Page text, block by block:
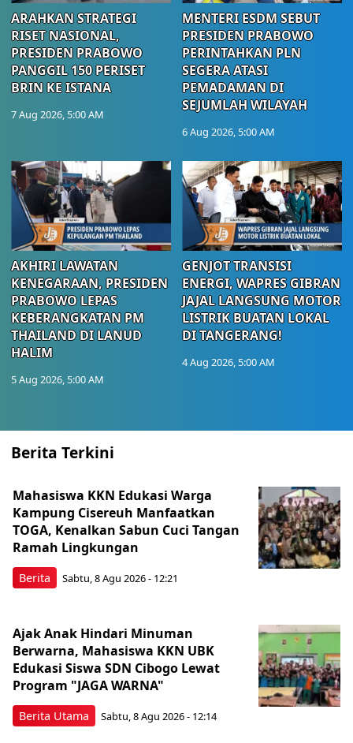
ARAHKAN STRATEGI
RISET NASIONAL,
PRESIDEN PRABOWO
PANGGIL 150 PERISET
BRIN KE ISTANA
7 Aug 2026, 5:00 AM
MENTERI ESDM SEBUT
PRESIDEN PRABOWO
PERINTAHKAN PLN
SEGERA ATASI
PEMADAMAN DI
SEJUMLAH WILAYAH
6 Aug 2026, 5:00 AM
AKHIRI LAWATAN
KENEGARAAN, PRESIDEN
PRABOWO LEPAS
KEBERANGKATAN PM
THAILAND DI LANUD
HALIM
5 Aug 2026, 5:00 AM
GENJOT TRANSISI
ENERGI, WAPRES GIBRAN
JAJAL LANGSUNG MOTOR
LISTRIK BUATAN LOKAL
DI TANGERANG!
4 Aug 2026, 5:00 AM
Berita Terkini
Berita
Mahasiswa KKN Edukasi Warga
Kampung Cisereuh Manfaatkan
TOGA, Kenalkan Sabun Cuci Tangan
Ramah Lingkungan
Sabtu, 8 Agu 2026 - 12:21
Berita Utama
Ajak Anak Hindari Minuman
Berwarna, Mahasiswa KKN UBK
Edukasi Siswa SDN Cibogo Lewat
Program "JAGA WARNA"
Sabtu, 8 Agu 2026 - 12:14